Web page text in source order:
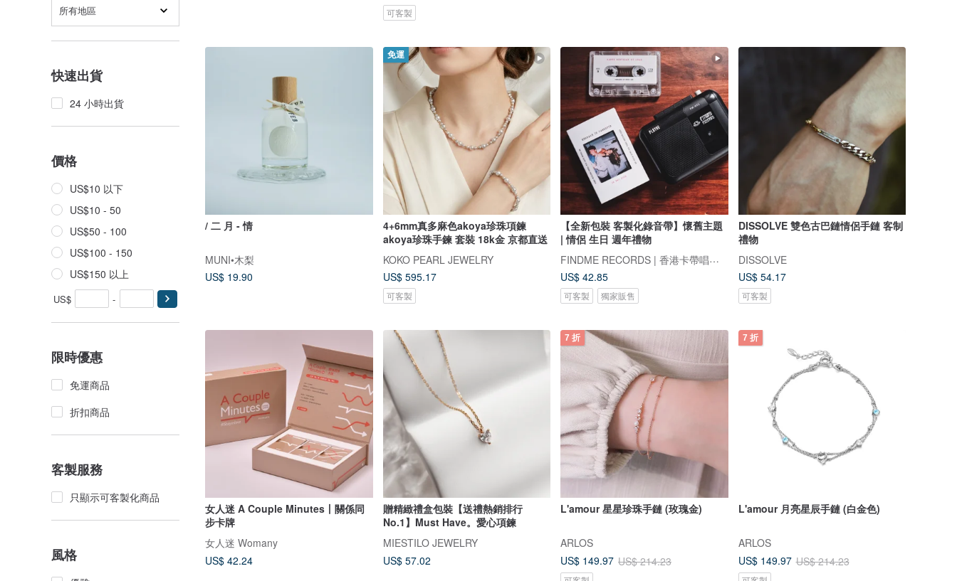
所有地區
快速出貨
24 小時出貨
價格
US$10 以下
US$10 - 50
US$50 - 100
US$100 - 150
US$150 以上
US$ -
限時優惠
免運商品
折扣商品
客製服務
只顯示可客製化商品
風格
可客製
/ 二 月 - 情
MUNI•木梨
US$ 19.90
免運
4+6mm真多麻色akoya珍珠項鍊
akoya珍珠手鍊 套裝 18k金 京都直送
KOKO PEARL JEWELRY
US$ 595.17
可客製
【全新包裝 客製化錄音帶】懷舊主題
| 情侶 生日 週年禮物
FINDME RECORDS | 香港卡帶唱片生活店
US$ 42.85
可客製 獨家販售
DISSOLVE 雙色古巴鏈情侶手鏈 客制
禮物
DISSOLVE
US$ 54.17
可客製
女人迷 A Couple Minutes丨關係同
步卡牌
女人迷 Womany
US$ 42.24
贈精緻禮盒包裝【送禮熱銷排行
No.1】Must Have。愛心項鍊
MIESTILO JEWELRY
US$ 57.02
7 折
L'amour 星星珍珠手鏈 (玫瑰金)
ARLOS
US$ 149.97 US$ 214.23
7 折
L'amour 月亮星辰手鏈 (白金色)
ARLOS
US$ 149.97 US$ 214.23